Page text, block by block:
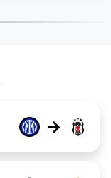
→